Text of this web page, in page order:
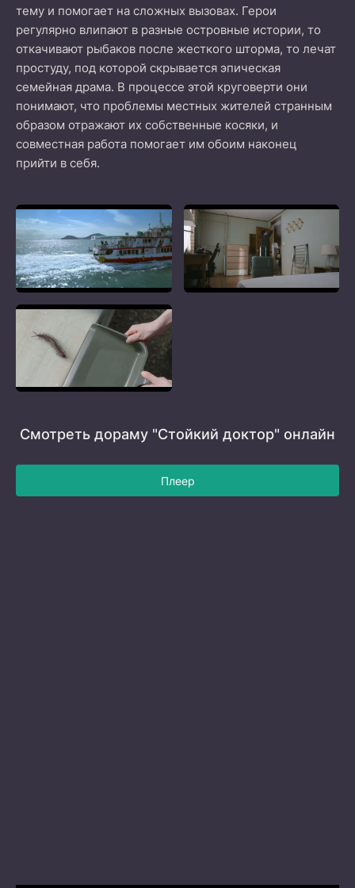
тему и помогает на сложных вызовах. Герои
регулярно влипают в разные островные истории, то
откачивают рыбаков после жесткого шторма, то лечат
простуду, под которой скрывается эпическая
семейная драма. В процессе этой круговерти они
понимают, что проблемы местных жителей странным
образом отражают их собственные косяки, и
совместная работа помогает им обоим наконец
прийти в себя.
Смотреть дораму "Стойкий доктор" онлайн
Плеер